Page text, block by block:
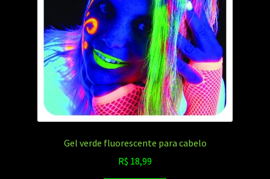
Gel verde fluorescente para cabelo
R$ 18,99